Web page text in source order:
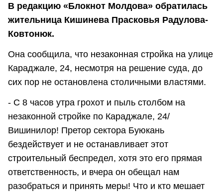
В редакцию «Блокнот Молдова» обратилась
жительница Кишинева Прасковья Радулова-
Ковтонюк.
Она сообщила, что незаконная стройка на улице
Караджале, 24, несмотря на решение суда, до
сих пор не остановлена столичными властями.
- С 8 часов утра грохот и пыль столбом на
незаконной стройке по Караджале, 24/
Вишинилор! Претор сектора Буюкань
бездействует и не останавливает этот
строительный беспредел, хотя это его прямая
ответственность, и вчера он обещал нам
разобраться и принять меры! Что и кто мешает